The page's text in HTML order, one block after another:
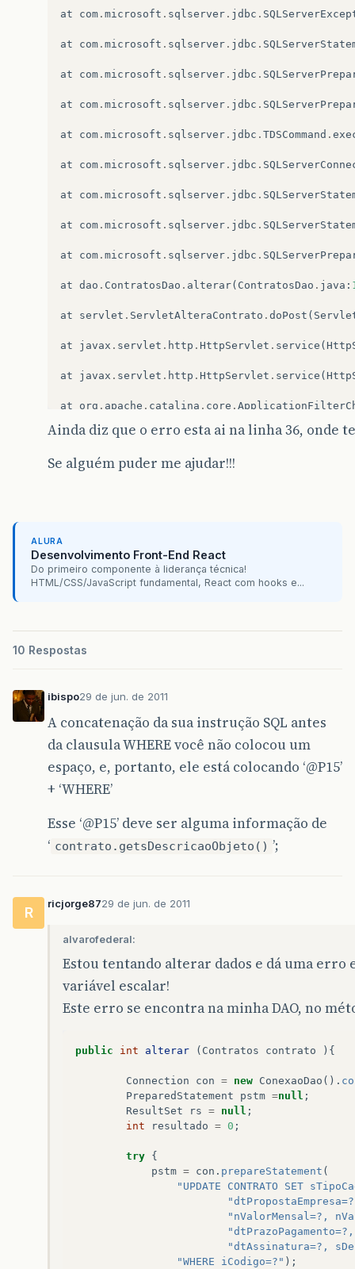
System
out println
printStackTrace
}
resultado
at com . microsoft . sqlserver . jdbc .
at com . microsoft . sqlserver . jdbc .
at com . microsoft . sqlserver . jdbc .
at com . microsoft . sqlserver . jdbc .
at com . microsoft . sqlserver . jdbc . TDSCommand .
at com . microsoft . sqlserver . jdbc .
at com . microsoft . sqlserver . jdbc .
at com . microsoft . sqlserver . jdbc .
at com . microsoft . sqlserver . jdbc .
at dao . ContratosDao . alterar( ContratosDao . java :
at servlet . ServletAlteraContrato . doPost (
at javax . servlet . http . HttpServlet . service (
at javax . servlet . http . HttpServlet . service (
at org . apache . catalina . core .
at org.apache. catalina .core.
at org.apache.catalina.core.
at org.apache.catalina.valves
at org.apache .catalina.core .
at org
.lang run Thread.
Ainda diz que o erro esta ai na linha 36, onde
Se alguém puder me ajudar!!!
ALURA
Desenvolvimento Front-End React
Do primeiro componente à liderança técnica!
HTML/CSS/JavaScript fundamental, React com hooks e...
10 Respostas
ibispo29 de jun. de 2011
A concatenação da sua instrução SQL antes
da clausula WHERE você não colocou um
espaço, e, portanto, ele está colocando ‘@P15’
+ ‘WHERE’
Esse ‘@P15’ deve ser alguma informação de
‘ contrato.getsDescricaoObjeto() ’;
R
ricjorge8729 de jun. de 2011
alvarofederal:
Estou tentando alterar dados e dá uma erro
variável escalar!
Este erro se encontra na minha DAO, no
public int alterar ( Contratos contrato ){
Connection con = new ConexaoDao ().
PreparedStatement
pstm =null ;
ResultSet
rs = null ;
int
resultado = 0 ;
try {
pstm = con . prepareStatement (
"UPDATE CONTRATO SET
"nValorMensal=?,
"dtAssinatura=?,
"WHERE iCodigo=?" );